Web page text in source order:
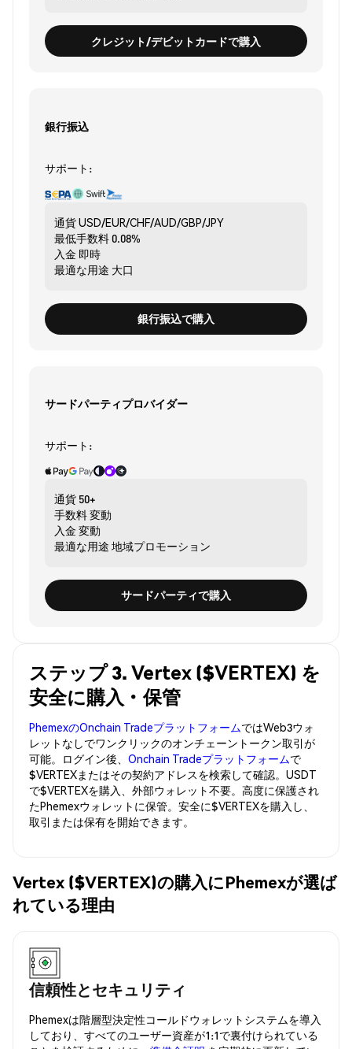
クレジット/デビットカードで購入
銀行振込
サポート:
通貨USD/EUR/CHF/AUD/GBP/JPY
最低手数料0.08%
入金 即時
最適な用途 大口
銀行振込で購入
サードパーティプロバイダー
サポート:
通貨 50+
手数料変動
入金 変動
最適な用途 地域プロモーション
サードパーティで購入
ステップ 3. Vertex ($VERTEX) を
安全に購入・保管
PhemexのOnchain TradeプラットフォームではWeb3ウォ
レットなしでワンクリックのオンチェーントークン取引が
可能。ログイン後、 Onchain Tradeプラットフォームで
$VERTEXまたはその契約アドレスを検索して確認。USDT
で$VERTEXを購入、外部ウォレット不要。高度に保護され
たPhemexウォレットに保管。安全に$VERTEXを購入し、
取引または保有を開始できます。
Vertex ($VERTEX)の購入にPhemexが選ば
れている理由
信頼性とセキュリティ
Phemexは階層型決定性コールドウォレットシステムを導入
しており、すべてのユーザー資産が1:1で裏付けられている